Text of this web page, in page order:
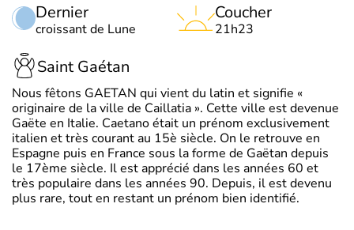
Dernier
croissant de Lune
Coucher
21h23
Saint Gaétan
Nous fêtons GAETAN qui vient du latin et signifie «
originaire de la ville de Caillatia ». Cette ville est devenue
Gaëte en Italie. Caetano était un prénom exclusivement
italien et très courant au 15è siècle. On le retrouve en
Espagne puis en France sous la forme de Gaëtan depuis
le 17ème siècle. Il est apprécié dans les années 60 et
très populaire dans les années 90. Depuis, il est devenu
plus rare, tout en restant un prénom bien identifié.